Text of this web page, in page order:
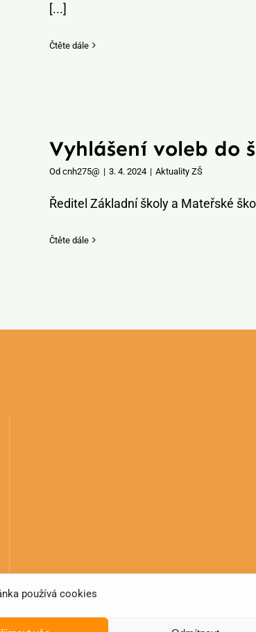
používá cookies
[...]
Čtěte dále
Vyhlášení voleb do
Od cnh275@ | 3. 4. 2024 | Aktuality ZŠ
Ředitel Základní školy a Mateřské
Čtěte dále